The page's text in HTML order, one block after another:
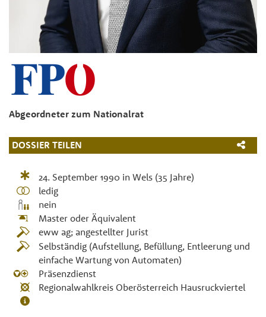
Abgeordneter zum Nationalrat
DOSSIER TEILEN
24. September 1990 in Wels (35 Jahre)
ledig
nein
Master oder Äquivalent
eww ag; angestellter Jurist
Selbständig (Aufstellung, Befüllung, Entleerung und
einfache Wartung von Automaten)
Präsenzdienst
Regionalwahlkreis Oberösterreich Hausruckviertel